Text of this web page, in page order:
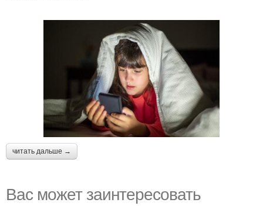
читать дальше →
Вас может заинтересовать